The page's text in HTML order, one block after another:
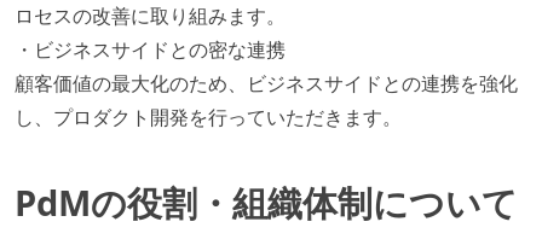
ロセスの改善に取り組みます。
・ビジネスサイドとの密な連携
顧客価値の最大化のため、ビジネスサイドとの連携を強化
し、プロダクト開発を行っていただきます。
PdMの役割・組織体制について